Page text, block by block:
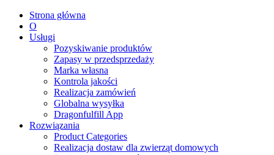
Strona główna
O
Usługi
Pozyskiwanie produktów
Zapasy w przedsprzedaży
Marka własna
Kontrola jakości
Realizacja zamówień
Globalna wysyłka
Dragonfulfill App
Rozwiązania
Product Categories
Realizacja dostaw dla zwierząt domowych